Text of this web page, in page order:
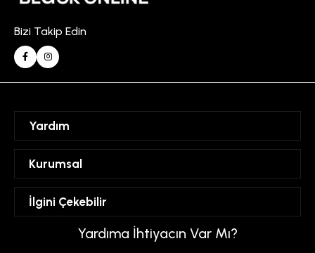
Bizi Takip Edin
Yardım
Hesabım
Favorilerim
Kurumsal
Mesafeli Satış Sözleşmesi
Üyelik Sözleşmesi
Gizlilik ve Güvenlik Politikası
İlgini Çekebilir
Yardıma İhtiyacın Var Mı?